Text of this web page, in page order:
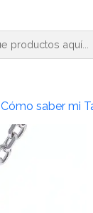
Cómo saber mi